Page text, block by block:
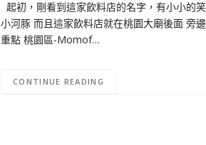
起初，剛看到這家飲料店的名字，有小小的
小河豚 而且這家飲料店就在桃園大廟後面 旁
重點 桃園區-Momof…
CONTINUE READING